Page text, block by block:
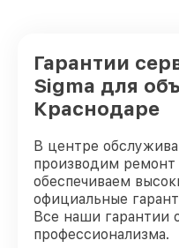
Гарантии
Sigma для
Краснодаре
В центре
производим ремонт
обеспечиваем
официальные
Все наши гарантии
профессионализма.